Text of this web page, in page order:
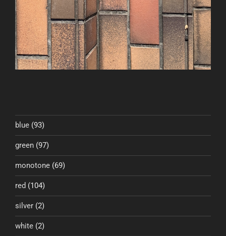
blue (93)
green (97)
monotone (69)
red (104)
silver (2)
white (2)